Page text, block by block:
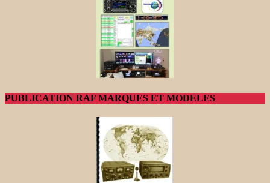
PUBLICATION RAF MARQUES ET MODELES